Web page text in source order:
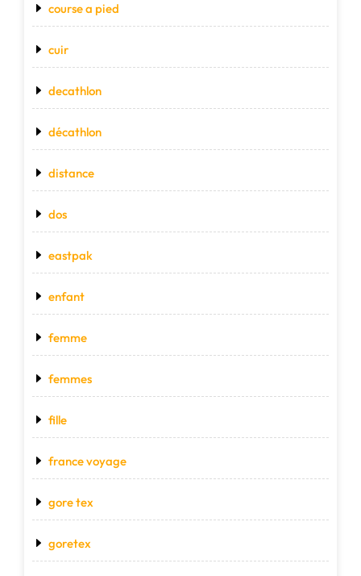
course a pied
cuir
decathlon
décathlon
distance
dos
eastpak
enfant
femme
femmes
fille
france voyage
gore tex
goretex